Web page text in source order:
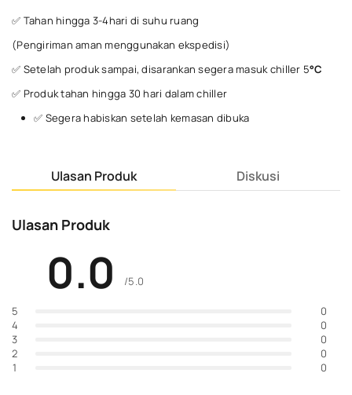
✅ Tahan hingga 3-4hari di suhu ruang
(Pengiriman aman menggunakan ekspedisi)
✅ Setelah produk sampai, disarankan segera masuk chiller 5°C
✅ Produk tahan hingga 30 hari dalam chiller
✅ Segera habiskan setelah kemasan dibuka
Ulasan Produk Diskusi
Ulasan Produk
0.0 /5.0
5
0
4
0
3
0
2
0
1
0